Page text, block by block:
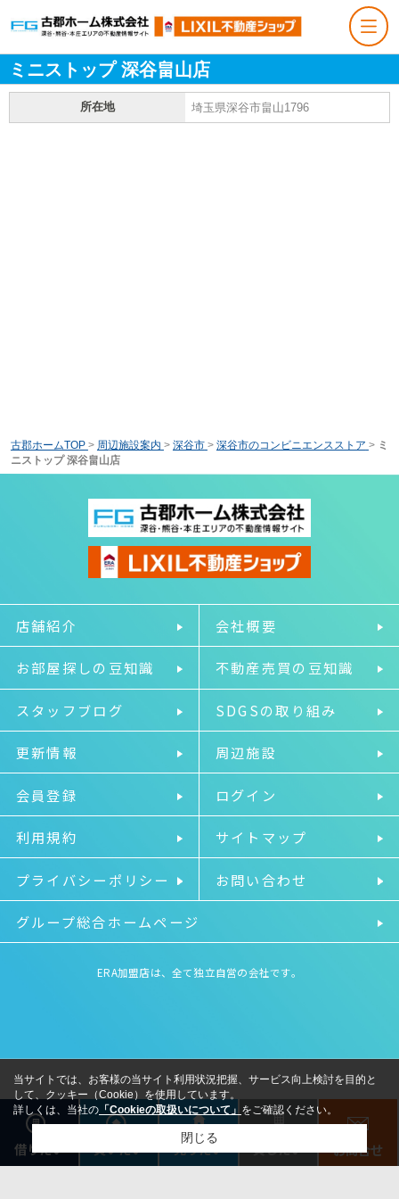
ミニストップ 深谷畠山店
所在地 埼玉県深谷市畠山1796
古郡ホームTOP > 周辺施設案内 > 深谷市 > 深谷市のコンビニエンスストア > ミ
ニストップ 深谷畠山店
店舗紹介 会社概要
お部屋探しの豆知識 不動産売買の豆知識
スタッフブログ SDGSの取り組み
更新情報 周辺施設
会員登録 ログイン
利用規約 サイトマップ
プライバシーポリシー お問い合わせ
グループ総合ホームページ
ERA加盟店は、全て独立自営の会社です。
借りたい 買いたい 売りたい 貸したい お問合せ
当サイトでは、お客様の当サイト利用状況把握、サービス向上検討を目的と
して、クッキー（Cookie）を使用しています。
詳しくは、当社の 「Cookieの取扱いについて」 をご確認ください。
閉じる